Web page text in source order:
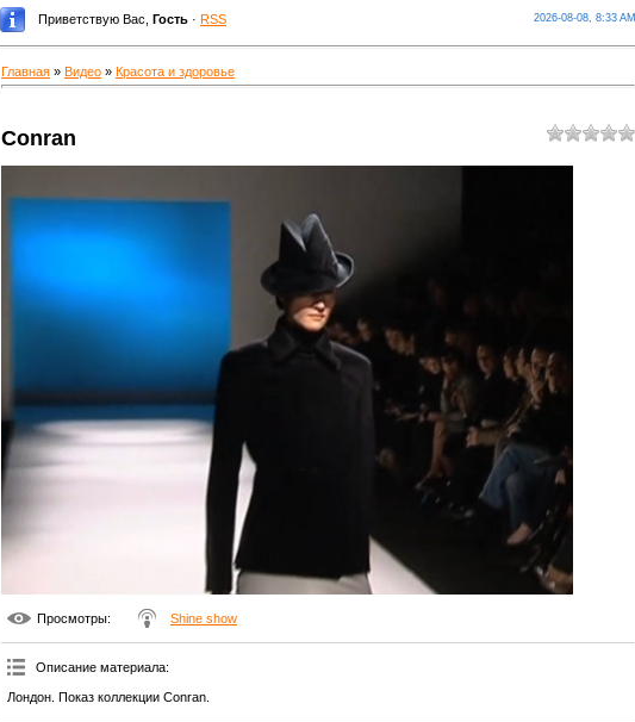
Приветствую Вас Гость · RSS 2026-08-08, 8:33 AM
Главная » Видео » Красота и здоровье
Conran
Просмотры: Shine show
Описание материала:
Лондон. Показ коллекции Conran.